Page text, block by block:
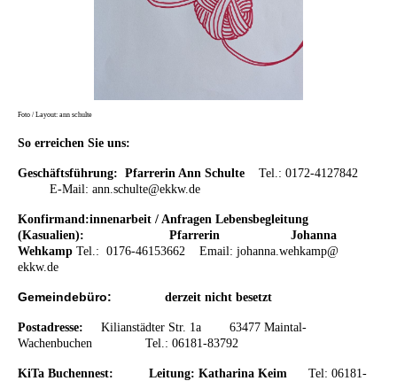
Foto / Layout: ann schulte
So erreichen Sie uns:
Geschäftsführung: Pfarrerin Ann Schulte Tel.: 0172-4127842
E-Mail: ann.schulte@ekkw.de
Konfirmand:innenarbeit / Anfragen Lebensbegleitung
(Kasualien): Pfarrerin Johanna
Wehkamp Tel.: 0176-46153662 Email: johanna.wehkamp@
ekkw.de
Gemeindebüro: derzeit nicht besetzt
Postadresse: Kilianstädter Str. 1a 63477 Maintal-
Wachenbuchen Tel.: 06181-83792
KiTa Buchennest: Leitung: Katharina Keim Tel: 06181-